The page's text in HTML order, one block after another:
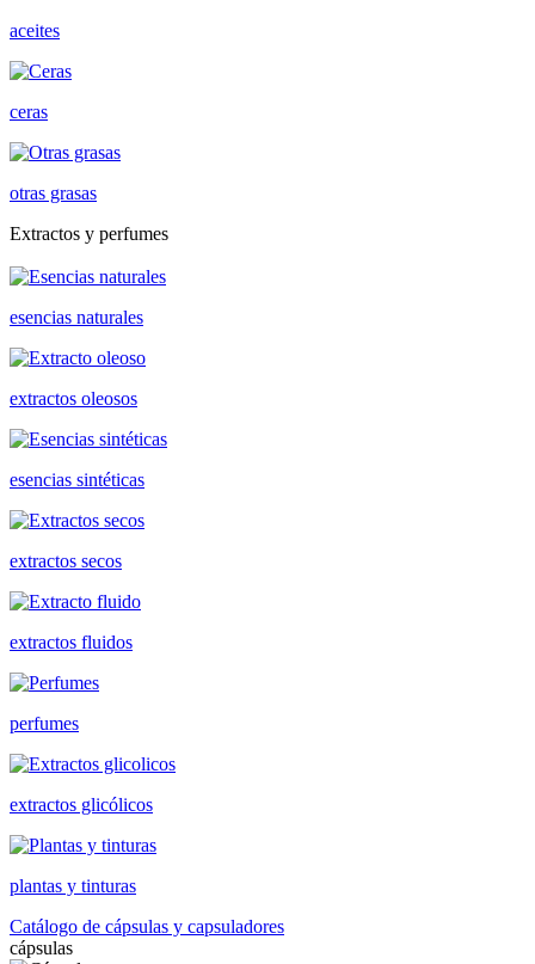
aceites
ceras
otras grasas
Extractos y perfumes
esencias naturales
extractos oleosos
esencias sintéticas
extractos secos
extractos fluidos
perfumes
extractos glicólicos
plantas y tinturas
Catálogo de cápsulas y capsuladores
cápsulas